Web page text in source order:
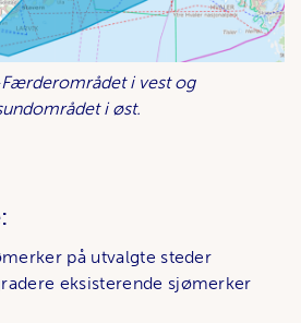
i vest og
i øst.
på utvalgte steder
eksisterende sjømerker